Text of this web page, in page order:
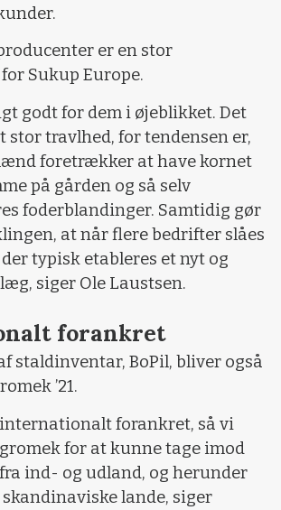
er en stor
Sukup Europe.
godt for dem i øjeblikket. Det
stor travlhed, for tendensen er,
foretrækker at have kornet
på gården og så selv
foderblandinger. Samtidig gør
at når flere bedrifter slåes
typisk etableres et nyt og
siger Ole Laustsen.
forankret
staldinventar, BoPil, bliver også
’21.
forankret, så vi
for at kunne tage imod
ind- og udland, og herunder
skandinaviske lande, siger